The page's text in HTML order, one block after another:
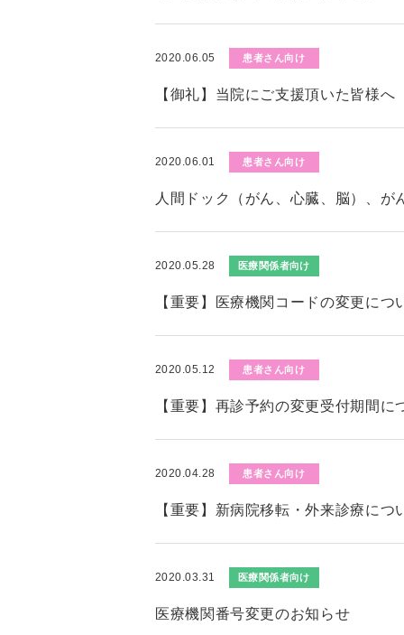
2020.06.05 患者さん向け
【御礼】当院にご支援頂いた皆様へ
2020.06.01 患者さん向け
人間ドック（がん、心臓、脳）、が
2020.05.28 医療関係者向け
【重要】医療機関コードの変更につ
2020.05.12 患者さん向け
【重要】再診予約の変更受付期間に
2020.04.28 患者さん向け
【重要】新病院移転・外来診療につ
2020.03.31 医療関係者向け
医療機関番号変更のお知らせ